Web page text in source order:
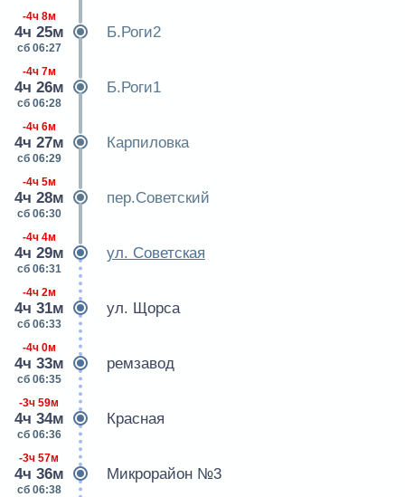
-4ч 8м
4ч 25м
сб 06:27
Б.Роги2
-4ч 7м
4ч 26м
сб 06:28
Б.Роги1
-4ч 6м
4ч 27м
сб 06:29
Карпиловка
-4ч 5м
4ч 28м
сб 06:30
пер.Советский
-4ч 4м
4ч 29м
сб 06:31
ул. Советская
-4ч 2м
4ч 31м
сб 06:33
ул. Щорса
-4ч 0м
4ч 33м
сб 06:35
ремзавод
-3ч 59м
4ч 34м
сб 06:36
Красная
-3ч 57м
4ч 36м
сб 06:38
Микрорайон №3